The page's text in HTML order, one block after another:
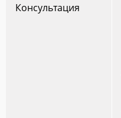
Консультация